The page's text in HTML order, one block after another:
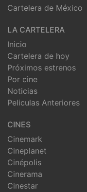
Cartelera de México
LA CARTELERA
Inicio
Cartelera de hoy
Próximos estrenos
Por cine
Noticias
Peliculas Anteriores
CINES
Cinemark
Cineplanet
Cinépolis
Cinerama
Cinestar